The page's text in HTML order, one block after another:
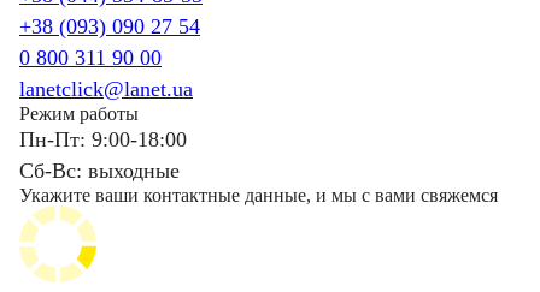
+38 (093) 090 27 54
0 800 311 90 00
lanetclick@lanet.ua
Режим работы
Пн-Пт: 9:00-18:00
Сб-Вс: выходные
Укажите ваши контактные данные, и мы с вами свяжемся